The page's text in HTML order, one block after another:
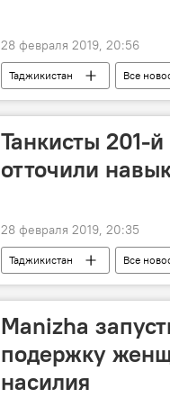
28 февраля 2019, 20:56
Таджикистан Все
Танкисты 201-
отточили
28 февраля 2019, 20:35
Таджикистан Все
дорога
танк
Manizha
подержку
насилия